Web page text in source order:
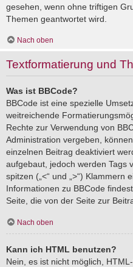
gesehen, wenn ohne triftigen
Themen geantwortet wird.
Nach oben
Textformatierung und
Was ist BBCode?
BBCode ist eine spezielle
weitreichende
Rechte zur Verwendung von
Administration vergeben,
einzelnen Beitrag deaktiviert
aufgebaut, jedoch werden Tags
spitzen („<“ und „>“) Klammern
Informationen zu BBCode
Seite, die von der Seite zur
Nach oben
Kann ich HTML benutzen?
Nein, es ist nicht möglich,